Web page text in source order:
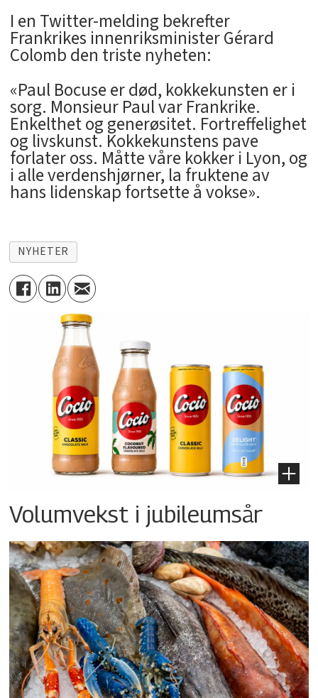
I en Twitter-melding bekrefter
Frankrikes innenriksminister Gérard
Colomb den triste nyheten:
«Paul Bocuse er død, kokkekunsten er i
sorg. Monsieur Paul var Frankrike.
Enkelthet og generøsitet. Fortreffelighet
og livskunst. Kokkekunstens pave
forlater oss. Måtte våre kokker i Lyon, og
i alle verdenshjørner, la fruktene av
hans lidenskap fortsette å vokse».
NYHETER
Volumvekst i jubileumsår